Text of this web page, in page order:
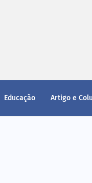
Educação Artigo e